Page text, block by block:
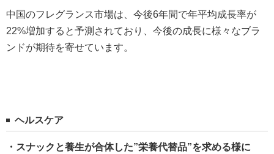
中国のフレグランス市場は、今後6年間で年平均成長率が
22%増加すると予測されており、今後の成長に様々なブラ
ンドが期待を寄せています。
ヘルスケア
・スナックと養生が合体した”栄養代替品”を求める様に